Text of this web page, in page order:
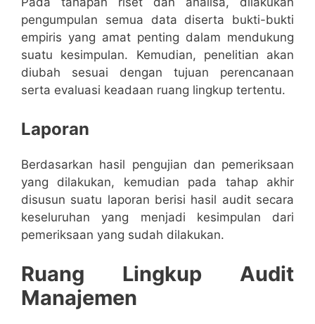
pengumpulan semua data diserta bukti-bukti
empiris yang amat penting dalam mendukung
suatu kesimpulan. Kemudian, penelitian akan
diubah sesuai dengan tujuan perencanaan
serta evaluasi keadaan ruang lingkup tertentu.
Laporan
Berdasarkan hasil pengujian dan pemeriksaan
yang dilakukan, kemudian pada tahap akhir
disusun suatu laporan berisi hasil audit secara
keseluruhan yang menjadi kesimpulan dari
pemeriksaan yang sudah dilakukan.
Ruang Lingkup Audit
Manajemen